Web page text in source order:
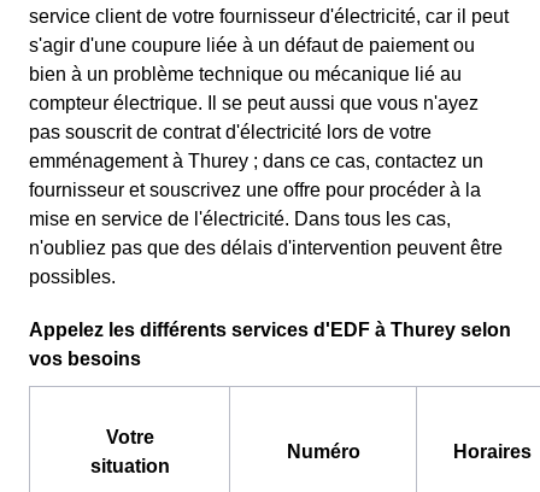
service client de votre fournisseur d'électricité, car il peut
s'agir d'une coupure liée à un défaut de paiement ou
bien à un problème technique ou mécanique lié au
compteur électrique. Il se peut aussi que vous n'ayez
pas souscrit de contrat d'électricité lors de votre
emménagement à Thurey ; dans ce cas, contactez un
fournisseur et souscrivez une offre pour procéder à la
mise en service de l'électricité. Dans tous les cas,
n'oubliez pas que des délais d'intervention peuvent être
possibles.
Appelez les différents services d'EDF à Thurey selon
vos besoins
Votre
situation
Numéro Horaires